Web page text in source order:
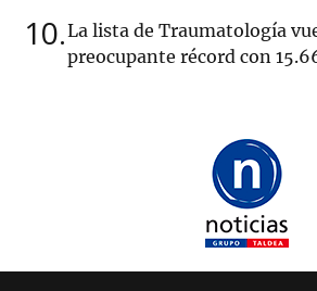
10 La lista de Traumatología
preocupante récord con